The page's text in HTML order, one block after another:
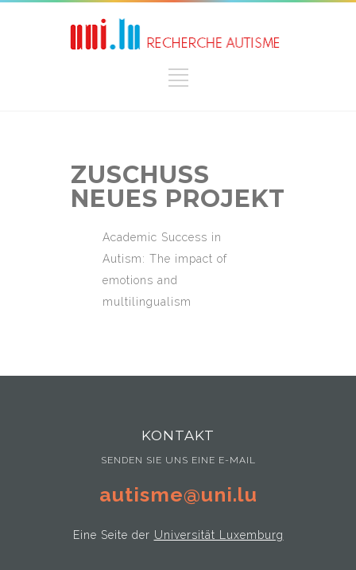
ZUSCHUSS
NEUES PROJEKT
Academic Success in
Autism: The impact of
emotions and
multilingualism
KONTAKT
SENDEN SIE UNS EINE E-MAIL
autisme@uni.lu
Eine Seite der Universität Luxemburg